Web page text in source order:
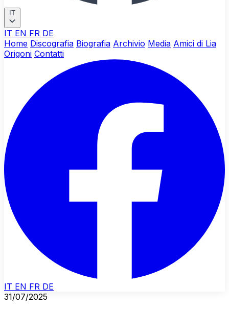
IT
IT EN FR DE
Home Discografia Biografia Archivio Media Amici di Lia
Origoni Contatti
IT EN FR DE
31/07/2025